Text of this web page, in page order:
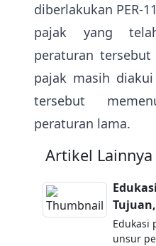
diberlakukan PER-
pajak yang
peraturan
pajak masih
tersebut
peraturan lama.
Artikel Lainnya
Edukasi
unsur